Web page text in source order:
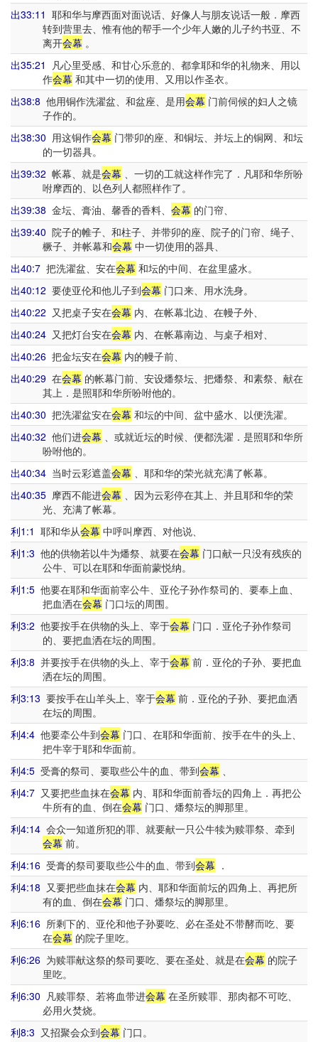
出33:11 耶和华与摩西面对面说话、好像人与朋友说话一般．摩西
转到营里去、惟有他的帮手一个少年人嫩的儿子约书亚、不
离开会幕 。
出35:21
凡心里受感、和甘心乐意的、都拿耶和华的礼物来、用以
作会幕 和其中一切的使用、又用以作圣衣。
出38:8 他用铜作洗濯盆、和盆座、是用会幕 门前伺候的妇人之镜
子作的。
出38:30 用这铜作会幕 门带卯的座、和铜坛、并坛上的铜网、和坛
的一切器具。
出39:32 帐幕、就是会幕 、一切的工就这样作完了．凡耶和华所吩
咐摩西的、以色列人都照样作了。
出39:38 金坛、膏油、馨香的香料、 会幕 的门帘、
出39:40 院子的帷子、和柱子、并带卯的座、院子的门帘、绳子、
橛子、并帐幕和会幕 中一切使用的器具、
出40:7 把洗濯盆、安在会幕 和坛的中间、在盆里盛水。
出40:12 要使亚伦和他儿子到会幕 门口来、用水洗身。
出40:22 又把桌子安在会幕 内、在帐幕北边、在幔子外、
出40:24 又把灯台安在会幕 内、在帐幕南边、与桌子相对、
出40:26 把金坛安在会幕 内的幔子前、
出40:29 在会幕 的帐幕门前、安设燔祭坛、把燔祭、和素祭、献在
其上．是照耶和华所吩咐他的。
出40:30 把洗濯盆安在会幕 和坛的中间、盆中盛水、以便洗濯。
出40:32 他们进会幕 、或就近坛的时候、便都洗濯．是照耶和华所
吩咐他的。
出40:34 当时云彩遮盖会幕 、耶和华的荣光就充满了帐幕。
出40:35 摩西不能进会幕 、因为云彩停在其上、并且耶和华的荣
光、充满了帐幕。
利1:1 耶和华从会幕 中呼叫摩西、对他说、
利1:3 他的供物若以牛为燔祭、就要在会幕 门口献一只没有残疾的
公牛、可以在耶和华面前蒙悦纳。
利1:5 他要在耶和华面前宰公牛、亚伦子孙作祭司的、要奉上血、
把血洒在会幕 门口坛的周围。
利3:2 他要按手在供物的头上、宰于会幕 门口．亚伦子孙作祭司
的、要把血洒在坛的周围。
利3:8 并要按手在供物的头上、宰于会幕 前．亚伦的子孙、要把血
洒在坛的周围。
利3:13 要按手在山羊头上、宰于会幕 前．亚伦的子孙、要把血洒
在坛的周围。
利4:4 他要牵公牛到会幕 门口、在耶和华面前、按手在牛的头上、
把牛宰于耶和华面前。
利4:5 受膏的祭司、要取些公牛的血、带到会幕 、
利4:7 又要把些血抹在会幕 内、耶和华面前香坛的四角上．再把公
牛所有的血、倒在会幕 门口、燔祭坛的脚那里。
利4:14 会众一知道所犯的罪、就要献一只公牛犊为赎罪祭、牵到
会幕 前。
利4:16 受膏的祭司要取些公牛的血、带到会幕 ．
利4:18 又要把些血抹在会幕 内、耶和华面前坛的四角上、再把所
有的血、倒在会幕 门口、燔祭坛的脚那里。
利6:16 所剩下的、亚伦和他子孙要吃、必在圣处不带酵而吃、要
在会幕 的院子里吃。
利6:26 为赎罪献这祭的祭司要吃、要在圣处、就是在会幕 的院子
里吃。
利6:30 凡赎罪祭、若将血带进会幕 在圣所赎罪、那肉都不可吃、
必用火焚烧。
利8:3 又招聚会众到会幕 门口。